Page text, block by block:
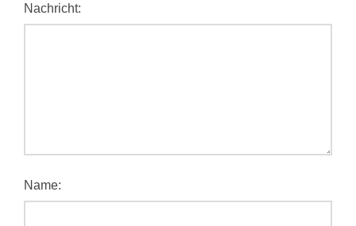
Nachricht:
Name: